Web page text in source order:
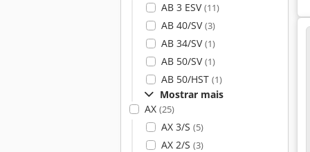
AB 3 ESV(11)
AB 40/SV(3)
AB 34/SV(1)
AB 50/SV(1)
AB 50/HST (1)
Mostrar mais
AX (25)
AX 3/S (5)
AX 2/S (3)